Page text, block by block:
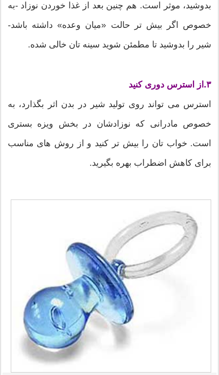
بدوشید، موثر است. هم چنین بعد از غذا خوردن نوزاد -به
خصوص اگر بیش تر حالت «میان وعده» داشته باشد-
شیر را بدوشید تا مطمئن شوید سینه تان خالی شده.
۳. از استرس دوری کنید
استرس می تواند روی تولید شیر در بدن اثر بگذارد، به
خصوص مادرانی که نوزادشان در بخش ویزه بستری
است. خواب تان را بیش تر کنید و از روش های مناسب
برای کاهش اضطراب بهره بگیرید.